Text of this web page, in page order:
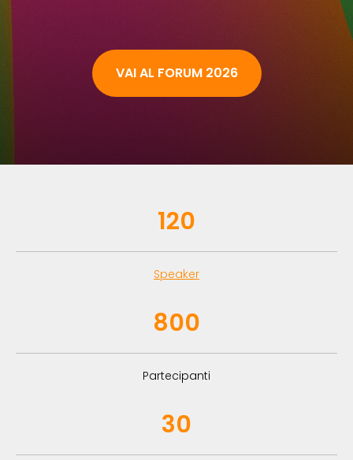
VAI AL FORUM 2026
120
Speaker
800
Partecipanti
30